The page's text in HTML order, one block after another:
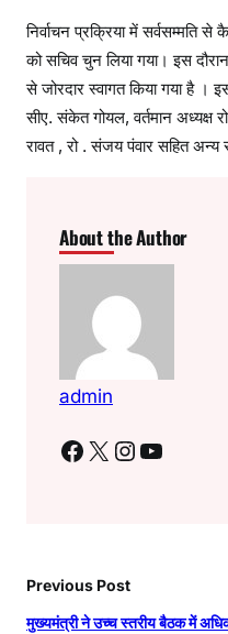
निर्वाचन प्रक्रिया में सर्वसम्मति
को सचिव चुन लिया गया। इस
से जोरदार स्वागत किया गया है ।
सीए. संकेत गोयल, वर्तमान अध्यक्ष
रावत , रो . संजय पंवार सहित
About the Author
admin
Facebook X Instagram YouTube
Previous Post
मुख्यमंत्री ने उच्च स्तरीय बैठक में